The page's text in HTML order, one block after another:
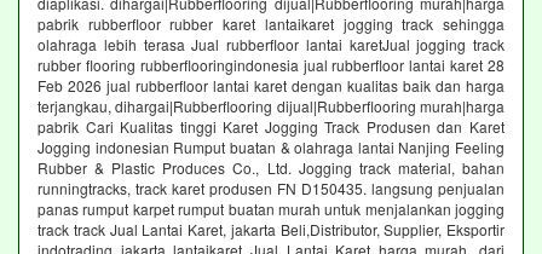
pabrik rubberfloor rubber karet lantaikaret jogging track sehingga
olahraga lebih terasa Jual rubberfloor lantai karetJual jogging track
rubber flooring rubberflooringindonesia jual rubberfloor lantai karet 28
Feb 2026 jual rubberfloor lantai karet dengan kualitas baik dan harga
terjangkau, dihargai|Rubberflooring dijual|Rubberflooring murah|harga
pabrik Cari Kualitas tinggi Karet Jogging Track Produsen dan Karet
Jogging indonesian Rumput buatan & olahraga lantai Nanjing Feeling
Rubber & Plastic Produces Co., Ltd. Jogging track material, bahan
runningtracks, track karet produsen FN D150435. langsung penjualan
panas rumput karpet rumput buatan murah untuk menjalankan jogging
track track Jual Lantai Karet, jakarta Beli,Distributor, Supplier, Eksportir